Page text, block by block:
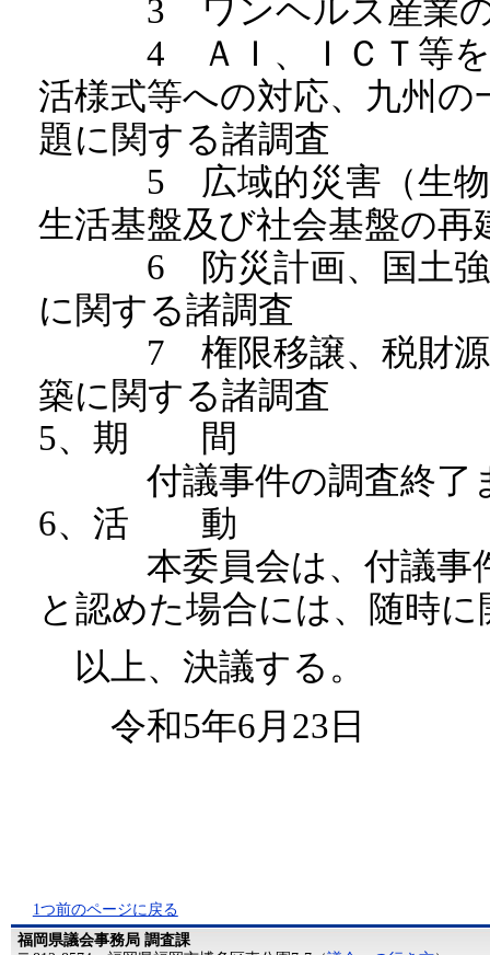
3 ワンヘルス産業の育
4 ＡＩ、ＩＣＴ等を活
活様式等への対応、九州
題に関する諸調査
5 広域的災害（生物災
生活基盤及び社会基盤の再
6 防災計画、国土強靭
に関する諸調査
7 権限移譲、税財源の
築に関する諸調査
5、期 間
付議事件の調査終了
6、活 動
本委員会は、付議事件
と認めた場合には、随時
以上、決議する。
令和5年6月23日
1つ前のページに戻る
福岡県議会事務局 調査課